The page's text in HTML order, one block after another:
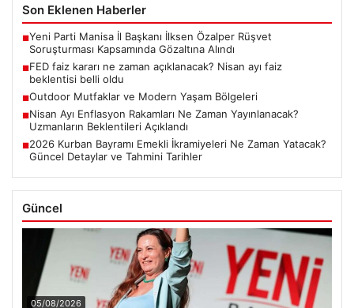
Son Eklenen Haberler
■Yeni Parti Manisa İl Başkanı İlksen Özalper Rüşvet
Soruşturması Kapsamında Gözaltına Alındı
■FED faiz kararı ne zaman açıklanacak? Nisan ayı faiz
beklentisi belli oldu
■Outdoor Mutfaklar ve Modern Yaşam Bölgeleri
■Nisan Ayı Enflasyon Rakamları Ne Zaman Yayınlanacak?
Uzmanların Beklentileri Açıklandı
■2026 Kurban Bayramı Emekli İkramiyeleri Ne Zaman Yatacak?
Güncel Detaylar ve Tahmini Tarihler
Güncel
05/08/2026